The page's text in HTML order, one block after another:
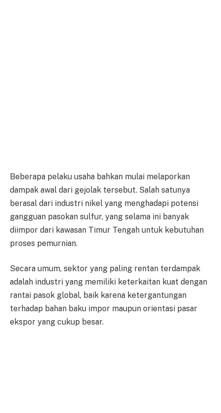
Beberapa pelaku usaha bahkan mulai melaporkan
dampak awal dari gejolak tersebut. Salah satunya
berasal dari industri nikel yang menghadapi potensi
gangguan pasokan sulfur, yang selama ini banyak
diimpor dari kawasan Timur Tengah untuk kebutuhan
proses pemurnian.
Secara umum, sektor yang paling rentan terdampak
adalah industri yang memiliki keterkaitan kuat dengan
rantai pasok global, baik karena ketergantungan
terhadap bahan baku impor maupun orientasi pasar
ekspor yang cukup besar.